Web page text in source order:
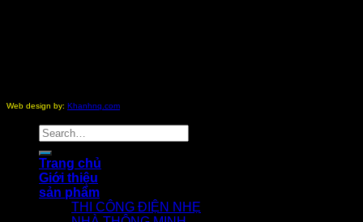
Web design by: Khanhnq.com
Search
for:
Trang chủ
Giới thiệu
sản phẩm
THI CÔNG ĐIỆN NHẸ